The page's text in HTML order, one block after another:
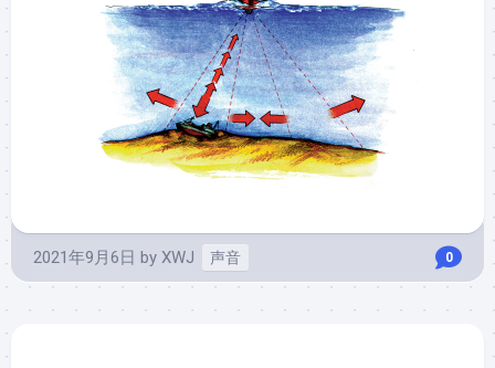
2021年9月6日 by XWJ 声音 0